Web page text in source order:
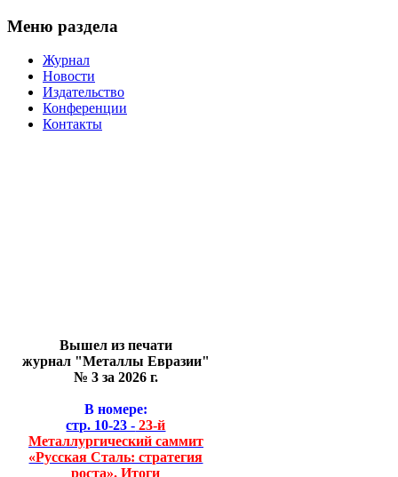
Меню раздела
Журнал
Новости
Издательство
Конференции
Контакты
Вышел из печати
журнал "Металлы Евразии"
№ 3 за 2026 г.
В номере:
стр. 10-23 - 23-й
Металлургический саммит
«Русская Сталь: стратегия
роста». Итоги